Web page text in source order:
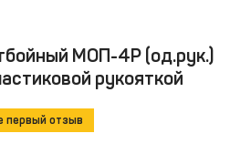
МОП-4Р (од.рук.)
рукояткой
первый отзыв